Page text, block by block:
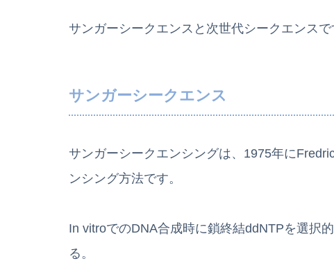
サンガーシークエンスと次世代シークエンスで
サンガーシークエンス
サンガーシークエンシングは、1975年に
ンシング方法です。
In vitroでのDNA合成時に鎖終結ddNTPを選択
る。